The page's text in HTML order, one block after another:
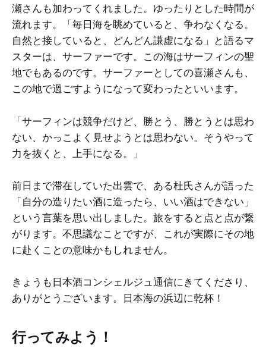
瀬さんも加わってくれました。ゆったりとした時間が
流れます。「毎日海を眺めていると、争わなくなる。
自然と接していると、どんどん謙虚になる」と語るマ
スターは、サーファーです。この海はサーフィンの聖
地でもあるのです。サーファーとしての喜瀬さんも、
この地で過ごすようになって変わったといいます。
「サーフィンは競争だけど、勝とう、勝とうとは思わ
ない、かっこよく見せようとは思わない。そうやって
力を抜くと、上手になる。」
前日まで滞在していた出雲で、ある杜氏さんが語った
「自分の造りたい酒に造ったら、いい酒はできない」
という言葉を思い出しました。旅をすると点と点が繋
がります。不思議なことですが、これが実際にその地
に赴くことの意味かもしれません。
きょうも日本酒コンシェルジュ通信にきてくださり、
ありがとうございます。日本海の浜辺に乾杯！
行ってみよう！